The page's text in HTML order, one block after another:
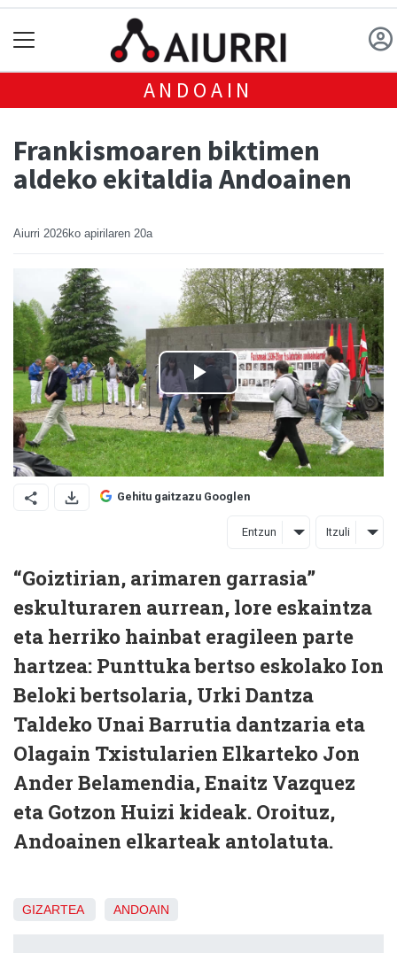
ANDOAIN
Frankismoaren biktimen
aldeko ekitaldia Andoainen
Aiurri 2026ko apirilaren 20a
Gehitu gaitzazu Googlen
Entzun Itzuli
“Goiztirian, arimaren garrasia”
eskulturaren aurrean, lore eskaintza
eta herriko hainbat eragileen parte
hartzea: Punttuka bertso eskolako Ion
Beloki bertsolaria, Urki Dantza
Taldeko Unai Barrutia dantzaria eta
Olagain Txistularien Elkarteko Jon
Ander Belamendia, Enaitz Vazquez
eta Gotzon Huizi kideak. Oroituz,
Andoainen elkarteak antolatuta.
GIZARTEA ANDOAIN